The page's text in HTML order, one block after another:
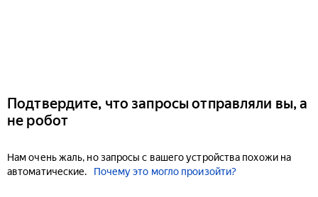
Подтвердите, что запросы отправляли вы, а
не робот
Нам очень жаль, но запросы с вашего устройства похожи на
автоматические.
Почему это могло произойти?